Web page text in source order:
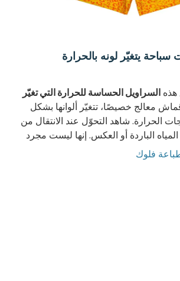
يتغيّر لونه بالحرارة
هذه السراويل الحساسة للحرارة التي تغيّر
معالج خصيصًا، تتغيّر ألوانها بشكل
الحرارة. شاهد التحوّل عند الانتقال من
الباردة أو العكس. إنها ليست مجرد
مفاجئة وأنيقة!